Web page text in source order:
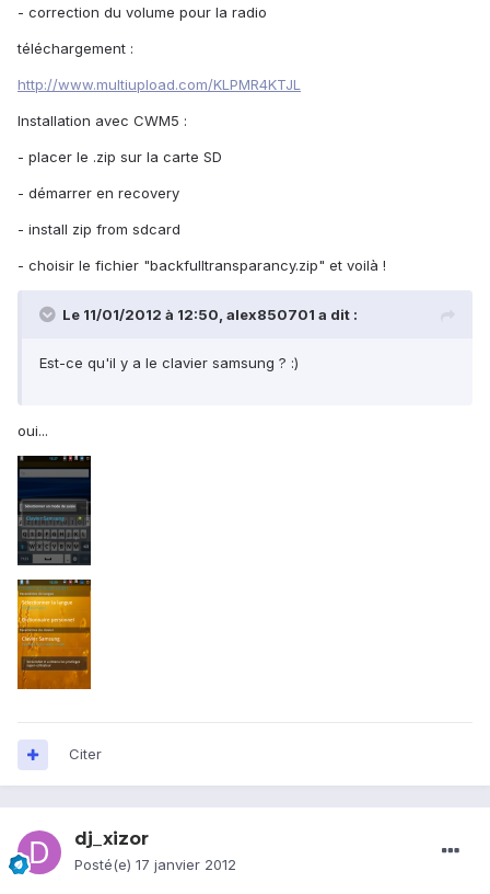
- correction du volume pour la radio
téléchargement :
http://www.multiupload.com/KLPMR4KTJL
Installation avec CWM5 :
- placer le .zip sur la carte SD
- démarrer en recovery
- install zip from sdcard
- choisir le fichier "backfulltransparancy.zip" et voilà !
Le 11/01/2012 à 12:50, alex850701 a dit :
Est-ce qu'il y a le clavier samsung ? :)
oui...
Citer
dj_xizor
Posté(e) 17 janvier 2012